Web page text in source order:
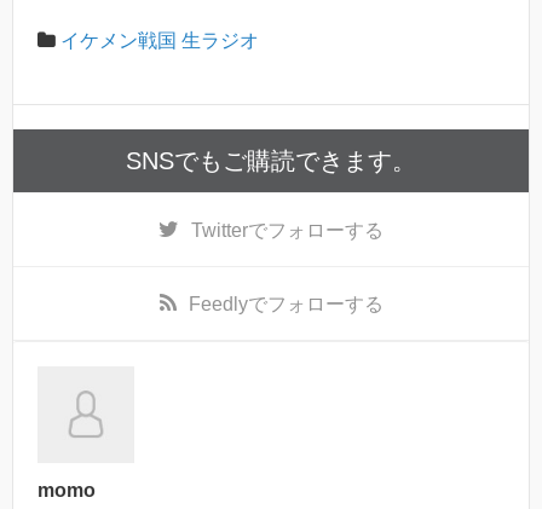
イケメン戦国 生ラジオ
SNSでもご購読できます。
Twitterでフォローする
Feedlyでフォローする
momo